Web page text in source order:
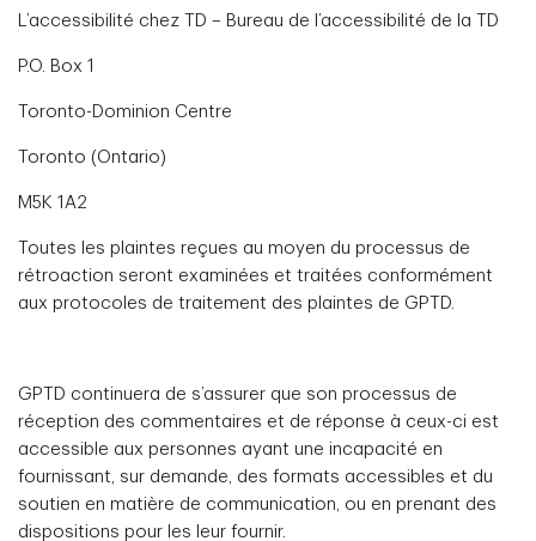
L’accessibilité chez TD – Bureau de l’accessibilité de la TD
P.O. Box 1
Toronto-Dominion Centre
Toronto (Ontario)
M5K 1A2
Toutes les plaintes reçues au moyen du processus de
rétroaction seront examinées et traitées conformément
aux protocoles de traitement des plaintes de GPTD.
GPTD continuera de s’assurer que son processus de
réception des commentaires et de réponse à ceux-ci est
accessible aux personnes ayant une incapacité en
fournissant, sur demande, des formats accessibles et du
soutien en matière de communication, ou en prenant des
dispositions pour les leur fournir.